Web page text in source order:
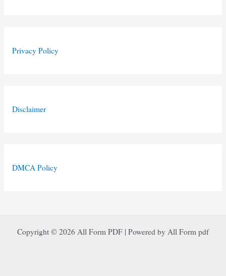
Privacy Policy
Disclaimer
DMCA Policy
Copyright © 2026 All Form PDF | Powered by All Form pdf